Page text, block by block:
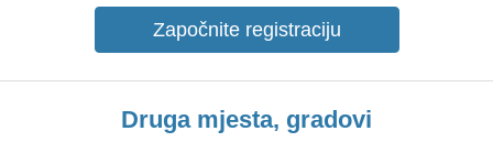
Započnite registraciju
Druga mjesta, gradovi